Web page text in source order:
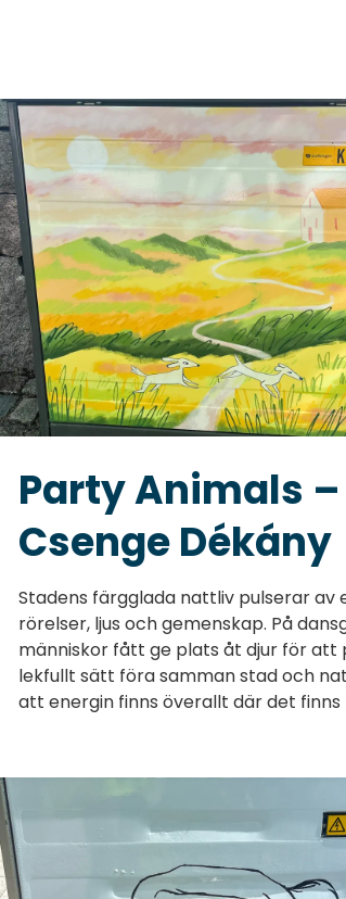
Party Animals –
Csenge Dékány
Stadens färgglada nattliv pulserar av
rörelser, ljus och gemenskap. På
människor fått ge plats åt djur för att
lekfullt sätt föra samman stad och
att energin finns överallt där det finns